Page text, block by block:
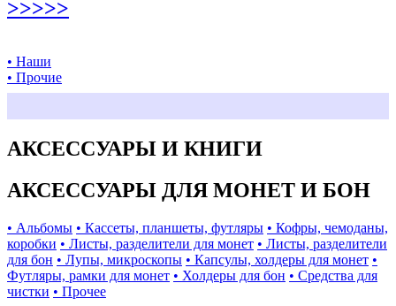
>>>>>
• Наши
• Прочие
АКСЕССУАРЫ И КНИГИ
АКСЕССУАРЫ ДЛЯ МОНЕТ И БОН
• Альбомы • Кассеты, планшеты, футляры • Кофры, чемоданы,
коробки • Листы, разделители для монет • Листы, разделители
для бон • Лупы, микроскопы • Капсулы, холдеры для монет •
Футляры, рамки для монет • Холдеры для бон • Средства для
чистки • Прочее